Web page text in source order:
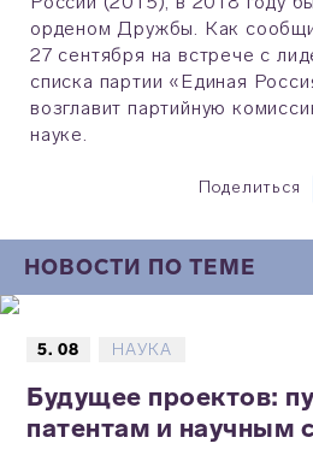
орденом Дружбы. Как
27 сентября на встрече с
списка партии «Единая
возглавит партийную
науке.
Поделиться
НОВОСТИ ПО ТЕМЕ
5. 08 НАУКА
Будущее проектов:
патентам и научным